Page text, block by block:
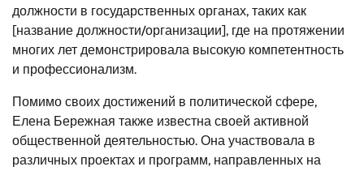
должности в государственных органах, таких как
[название должности/организации], где на протяжении
многих лет демонстрировала высокую компетентность
и профессионализм.
Помимо своих достижений в политической сфере,
Елена Бережная также известна своей активной
общественной деятельностью. Она участвовала в
различных проектах и программ, направленных на